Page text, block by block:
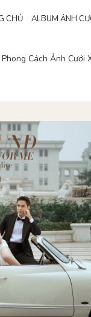
CHỦ ALBUM ẢNH
Phong Cách Ảnh Cưới